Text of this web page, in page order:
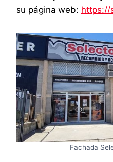
su página web: https://
Fachada